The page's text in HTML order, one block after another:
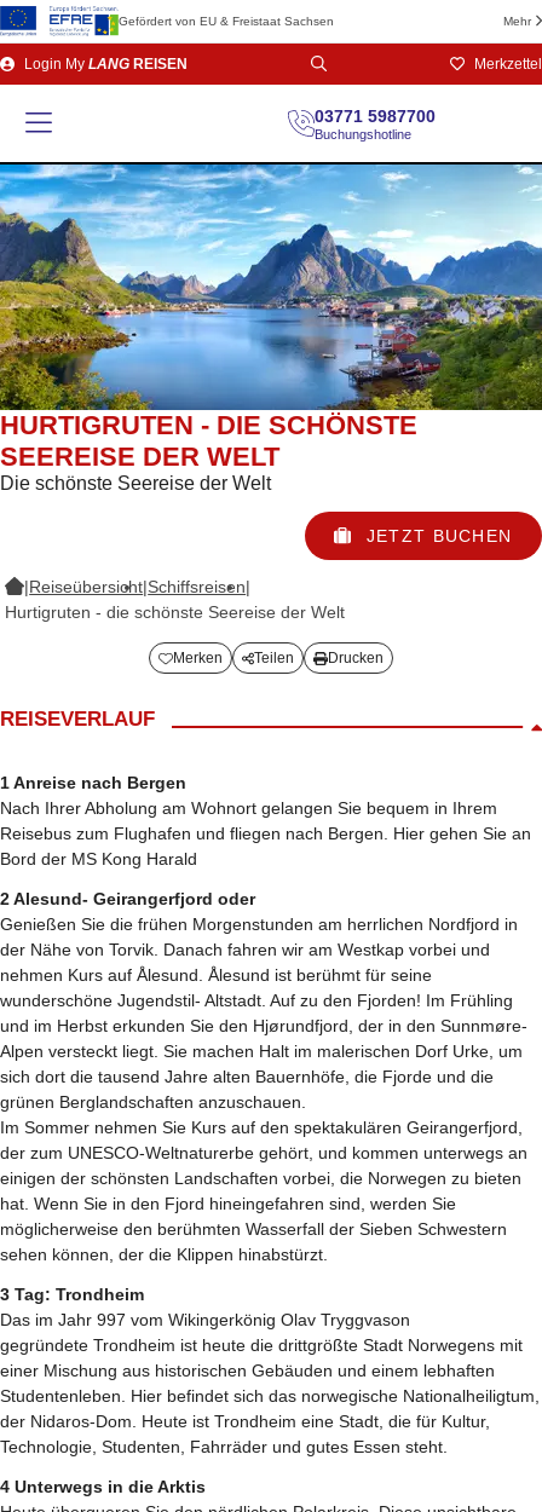
Gefördert von EU & Freistaat Sachsen Mehr
Direkt
zum
Login My LANG REISEN Merkzettel
03771 5987700
Buchungshotline
HURTIGRUTEN - DIE SCHÖNSTE
SEEREISE DER WELT
Die schönste Seereise der Welt
JETZT BUCHEN
|Reiseübersicht|Schiffsreisen|
Hurtigruten - die schönste Seereise der Welt
Merken Teilen Drucken
REISEVERLAUF
1 Anreise nach Bergen
Nach Ihrer Abholung am Wohnort gelangen Sie bequem in Ihrem
Reisebus zum Flughafen und fliegen nach Bergen. Hier gehen Sie an
Bord der MS Kong Harald
2 Alesund- Geirangerfjord oder
Genießen Sie die frühen Morgenstunden am herrlichen Nordfjord in
der Nähe von Torvik. Danach fahren wir am Westkap vorbei und
nehmen Kurs auf Ålesund. Ålesund ist berühmt für seine
wunderschöne Jugendstil- Altstadt. Auf zu den Fjorden! Im Frühling
und im Herbst erkunden Sie den Hjørundfjord, der in den Sunnmøre-
Alpen versteckt liegt. Sie machen Halt im malerischen Dorf Urke, um
sich dort die tausend Jahre alten Bauernhöfe, die Fjorde und die
grünen Berglandschaften anzuschauen.
Im Sommer nehmen Sie Kurs auf den spektakulären Geirangerfjord,
der zum UNESCO-Weltnaturerbe gehört, und kommen unterwegs an
einigen der schönsten Landschaften vorbei, die Norwegen zu bieten
hat. Wenn Sie in den Fjord hineingefahren sind, werden Sie
möglicherweise den berühmten Wasserfall der Sieben Schwestern
sehen können, der die Klippen hinabstürzt.
3 Tag: Trondheim
Das im Jahr 997 vom Wikingerkönig Olav Tryggvason
gegründete Trondheim ist heute die drittgrößte Stadt Norwegens mit
einer Mischung aus historischen Gebäuden und einem lebhaften
Studentenleben. Hier befindet sich das norwegische Nationalheiligtum,
der Nidaros-Dom. Heute ist Trondheim eine Stadt, die für Kultur,
Technologie, Studenten, Fahrräder und gutes Essen steht.
4 Unterwegs in die Arktis